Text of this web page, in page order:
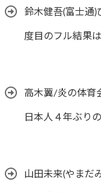
鈴木健吾(富士通
度目のフル結果
高木翼/炎の体育
日本人４年ぶり
山田未来(やまだ